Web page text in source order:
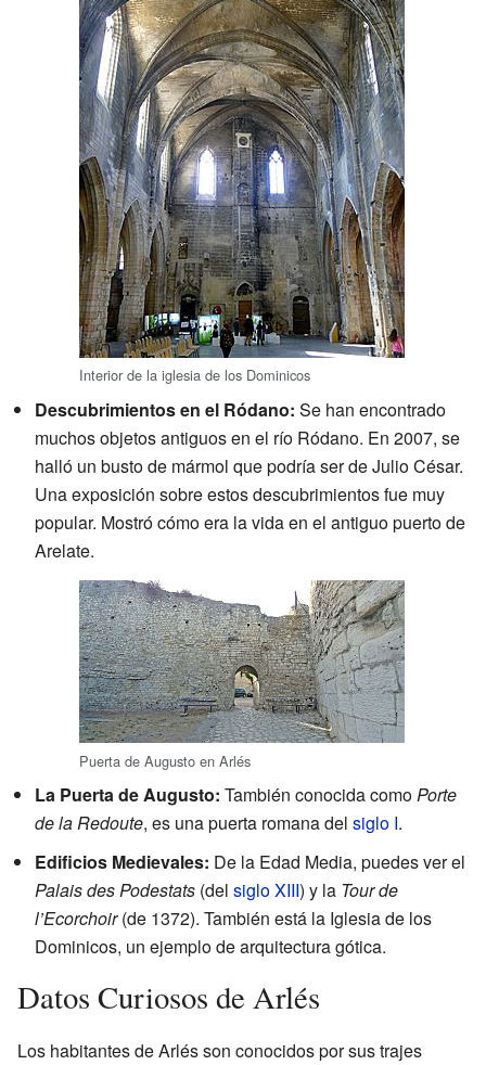
Interior de la iglesia de los Dominicos
Descubrimientos en el Ródano: Se han encontrado
muchos objetos antiguos en el río Ródano. En 2007, se
halló un busto de mármol que podría ser de Julio César.
Una exposición sobre estos descubrimientos fue muy
popular. Mostró cómo era la vida en el antiguo puerto de
Arelate.
Puerta de Augusto en Arlés
La Puerta de Augusto: También conocida comoPorte
de la Redoute, es una puerta romana del siglo I.
Edificios Medievales: De la Edad Media, puedes ver el
Palais des Podestats (del siglo XIII) y la Tour de
l’Ecorchoir(de 1372). También está la Iglesia de los
Dominicos, un ejemplo de arquitectura gótica.
Datos Curiosos de Arlés
Los habitantes de Arlés son conocidos por sus trajes